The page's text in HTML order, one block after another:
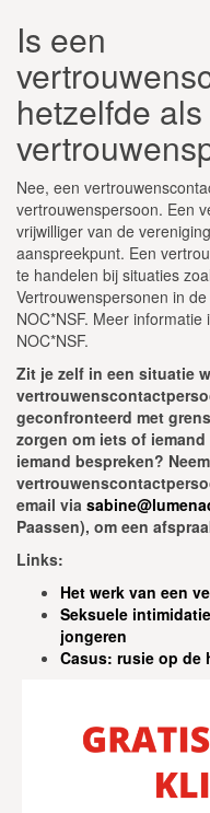
Is een
hetzelfde
Nee, een
vertrouwenspersoon. Een
vrijwilliger van de
aanspreekpunt. Een
te handelen bij situaties
Vertrouwenspersonen in
NOC*NSF. Meer
NOC*NSF.
Zit je zelf in een situatie
geconfronteerd met
zorgen om iets of
iemand bespreken?
email via
Paassen), om een
Links:
Het werk van een
Seksuele
jongeren
Casus: rusie op de